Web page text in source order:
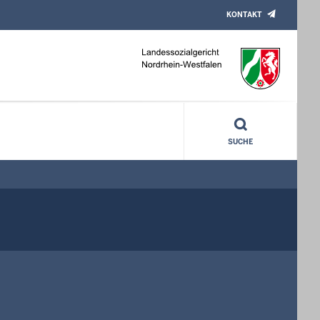
KONTAKT
SUCHE